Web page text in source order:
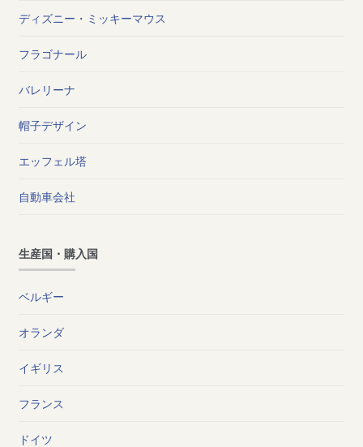
ディズニー・ミッキーマウス
フラゴナール
バレリーナ
帽子デザイン
エッフェル塔
自動車会社
生産国・購入国
ベルギー
オランダ
イギリス
フランス
ドイツ